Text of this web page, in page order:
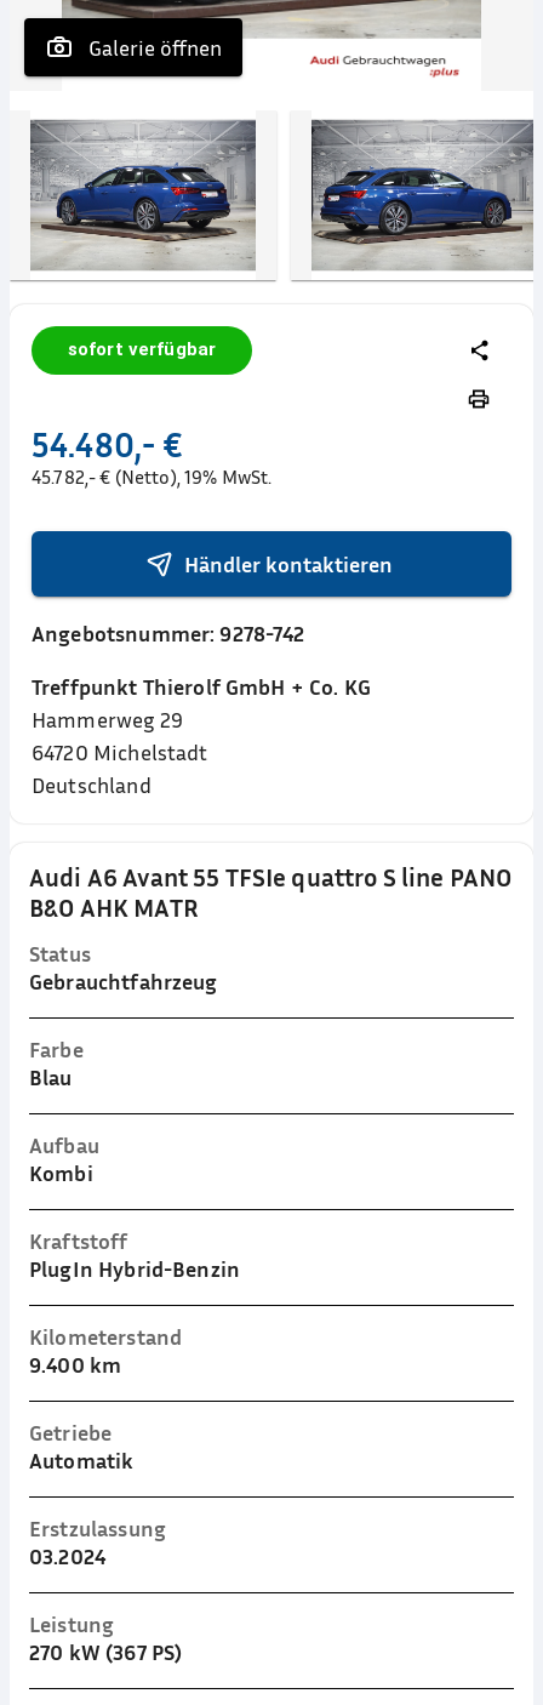
Galerie öffnen
Audi A6 Avant 55 TFSIe quattro S line PANO
B&O AHK MATR
Status
Gebrauchtfahrzeug
Farbe
Blau
Aufbau
Kombi
Kraftstoff
PlugIn Hybrid-Benzin
Kilometerstand
9.400 km
Getriebe
Automatik
Erstzulassung
03.2024
Leistung
270 kW (367 PS)
sofort verfügbar
54.480,- €
45.782,- € (Netto), 19% MwSt.
Händler kontaktieren
Angebotsnummer:9278-742
Treffpunkt Thierolf GmbH + Co. KG
Hammerweg 29
64720 Michelstadt
Deutschland